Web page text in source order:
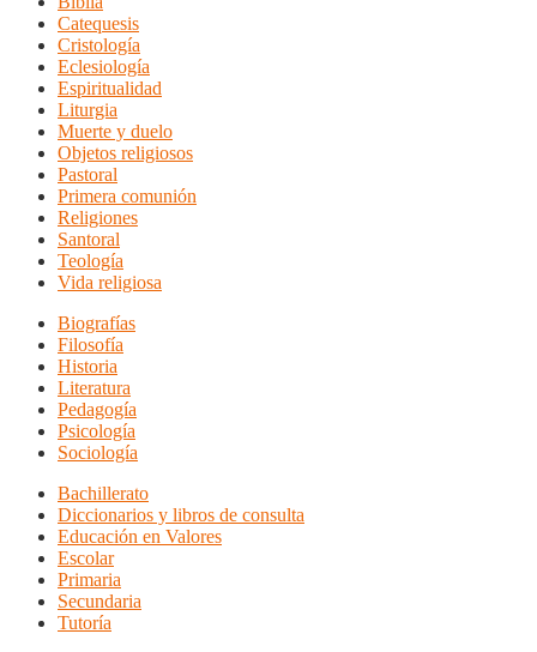
Catequesis
Cristología
Eclesiología
Espiritualidad
Liturgia
Muerte y duelo
Objetos religiosos
Pastoral
Primera comunión
Religiones
Santoral
Teología
Vida religiosa
Biografías
Filosofía
Historia
Literatura
Pedagogía
Psicología
Sociología
Bachillerato
Diccionarios y libros de consulta
Educación en Valores
Escolar
Primaria
Secundaria
Tutoría